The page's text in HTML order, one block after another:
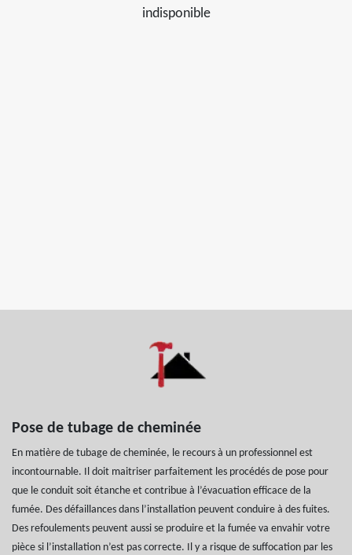
indisponible
Pose de tubage de cheminée
En matière de tubage de cheminée, le recours à un professionnel est
incontournable. Il doit maitriser parfaitement les procédés de pose pour
que le conduit soit étanche et contribue à l’évacuation efficace de la
fumée. Des défaillances dans l’installation peuvent conduire à des fuites.
Des refoulements peuvent aussi se produire et la fumée va envahir votre
pièce si l’installation n’est pas correcte. Il y a risque de suffocation par les